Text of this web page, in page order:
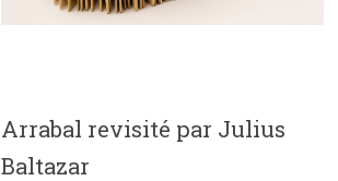
Arrabal revisité par Julius
Baltazar